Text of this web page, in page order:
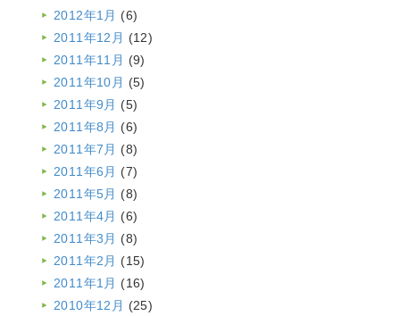
2012年1月 (6)
2011年12月 (12)
2011年11月 (9)
2011年10月 (5)
2011年9月 (5)
2011年8月 (6)
2011年7月 (8)
2011年6月 (7)
2011年5月 (8)
2011年4月 (6)
2011年3月 (8)
2011年2月 (15)
2011年1月 (16)
2010年12月 (25)